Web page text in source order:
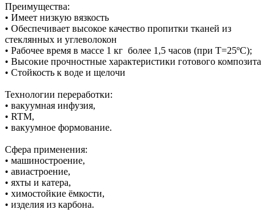
Преимущества:
• Имеет низкую вязкость
• Обеспечивает высокое качество пропитки тканей из
стеклянных и углеволокон
• Рабочее время в массе 1 кг более 1,5 часов (при Т=25ºC);
• Высокие прочностные характеристики готового композита
• Стойкость к воде и щелочи
Технологии переработки:
• вакуумная инфузия,
• RTM,
• вакуумное формование.
Сфера применения:
• машиностроение,
• авиастроение,
• яхты и катера,
• химостойкие ёмкости,
• изделия из карбона.